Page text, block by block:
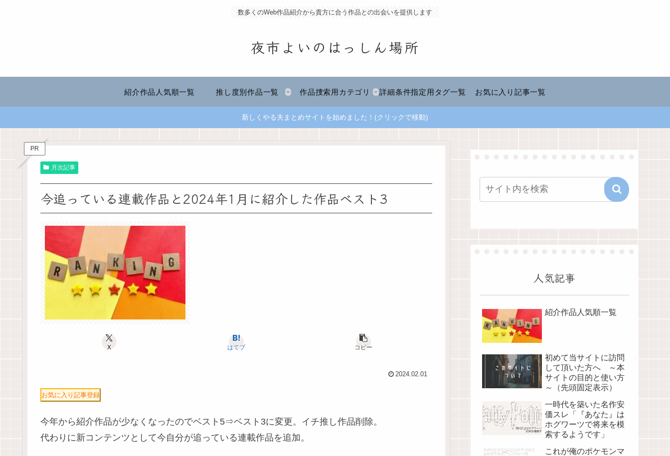
数多くのWeb作品紹介から貴方に合う作品との出会いを提供します
夜市よいのはっしん場所
紹介作品人気順一覧 推し度別作品一覧 作品捜索用カテゴリ 詳細条件指定用タグ一覧 お気に入り記事一覧
新しくやる夫まとめサイトを始めました！(クリックで移動)
PR
月次記事
今追っている連載作品と2024年1月に紹介した作品ベスト3
X はてブ コピー
2024.02.01
お気に入り記事登録
今年から紹介作品が少なくなったのでベスト5⇒ベスト3に変更。イチ推し作品削除。
代わりに新コンテンツとして今自分が追っている連載作品を追加。
人気記事
紹介作品人気順一覧
初めて当サイトに訪問
して頂いた方へ ～本
サイトの目的と使い方
～（先頭固定表示）
一時代を築いた名作安
価スレ「『あなた』は
ホグワーツで将来を模
索するようです」
これが俺のポケモンマ